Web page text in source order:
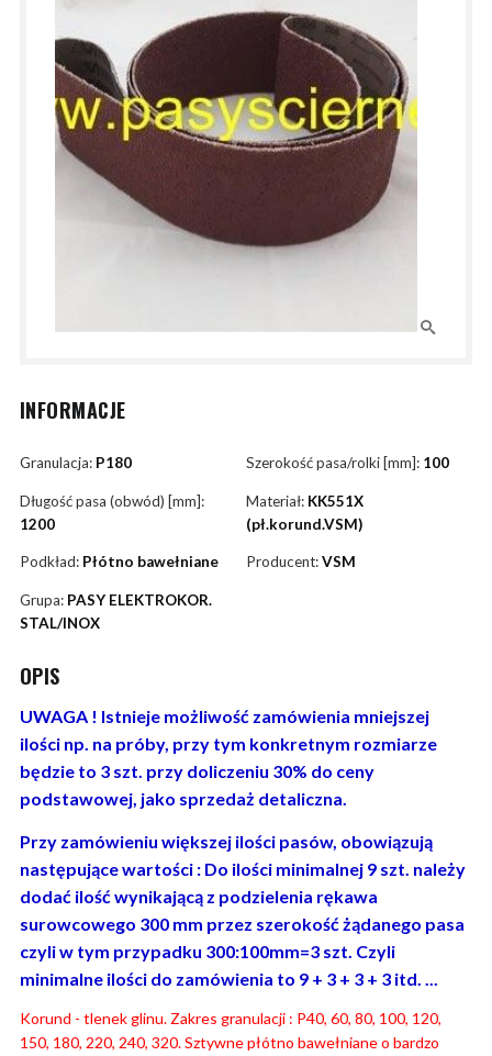
INFORMACJE
Granulacja: P180 Szerokość pasa/rolki [mm]: 100
Długość pasa (obwód) [mm]:
1200
Materiał: KK551X
(pł.korund.VSM)
Podkład: Płótno bawełniane Producent:VSM
Grupa: PASY ELEKTROKOR.
STAL/INOX
OPIS
UWAGA ! Istnieje możliwość zamówienia mniejszej
ilości np. na próby, przy tym konkretnym rozmiarze
będzie to 3 szt. przy doliczeniu 30% do ceny
podstawowej, jako sprzedaż detaliczna.
Przy zamówieniu większej ilości pasów, obowiązują
następujące wartości : Do ilości minimalnej 9 szt. należy
dodać ilość wynikającą z podzielenia rękawa
surowcowego 300 mm przez szerokość żądanego pasa
czyli w tym przypadku 300:100mm=3 szt. Czyli
minimalne ilości do zamówienia to 9 + 3 + 3 + 3 itd. ...
Korund - tlenek glinu. Zakres granulacji : P40, 60, 80, 100, 120,
150, 180, 220, 240, 320. Sztywne płótno bawełniane o bardzo